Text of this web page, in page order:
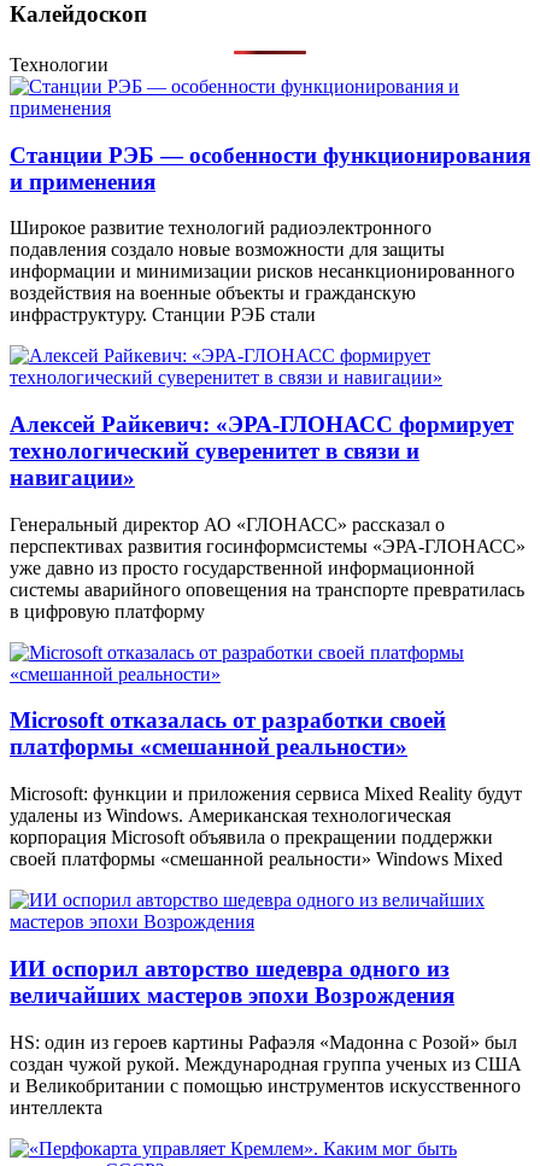
Калейдоскоп
Технологии
Станции РЭБ — особенности функционирования
и применения
Широкое развитие технологий радиоэлектронного
подавления создало новые возможности для защиты
информации и минимизации рисков несанкционированного
воздействия на военные объекты и гражданскую
инфраструктуру. Станции РЭБ стали
Алексей Райкевич: «ЭРА-ГЛОНАСС формирует
технологический суверенитет в связи и
навигации»
Генеральный директор АО «ГЛОНАСС» рассказал о
перспективах развития госинформсистемы «ЭРА-ГЛОНАСС»
уже давно из просто государственной информационной
системы аварийного оповещения на транспорте превратилась
в цифровую платформу
Microsoft отказалась от разработки своей
платформы «смешанной реальности»
Microsoft: функции и приложения сервиса Mixed Reality будут
удалены из Windows. Американская технологическая
корпорация Microsoft объявила о прекращении поддержки
своей платформы «смешанной реальности» Windows Mixed
ИИ оспорил авторство шедевра одного из
величайших мастеров эпохи Возрождения
HS: один из героев картины Рафаэля «Мадонна с Розой» был
создан чужой рукой. Международная группа ученых из США
и Великобритании с помощью инструментов искусственного
интеллекта